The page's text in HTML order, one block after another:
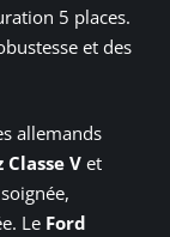
5 places.
et des
allemands
Classe Vet
Le Ford